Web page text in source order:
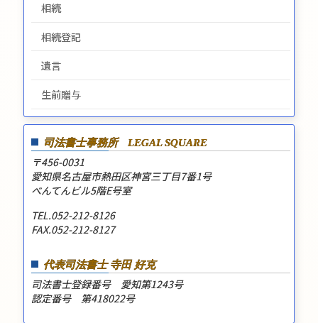
相続
相続登記
遺言
生前贈与
司法書士事務所 LEGAL SQUARE
〒456-0031
愛知県名古屋市熱田区神宮三丁目7番1号
べんてんビル5階E号室
TEL.052-212-8126
FAX.052-212-8127
代表司法書士 寺田 好克
司法書士登録番号 愛知第1243号
認定番号 第418022号